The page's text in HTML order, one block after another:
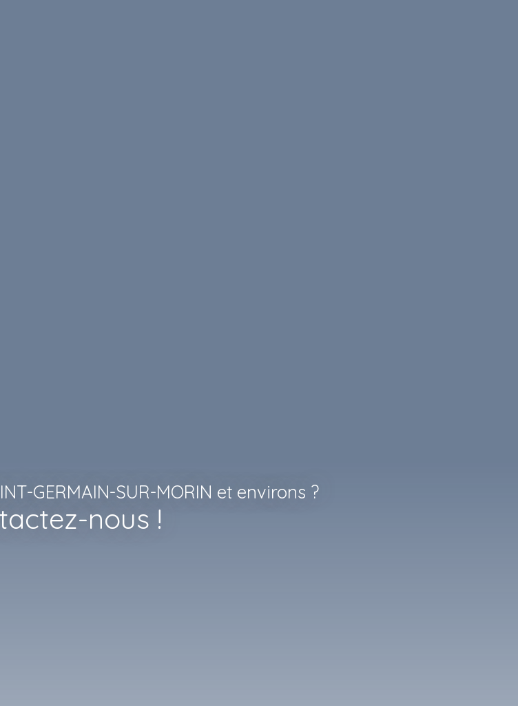
GERMAIN-SUR-MORIN et environs ?
nous !